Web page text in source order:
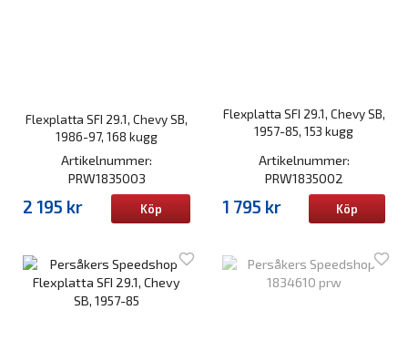
Flexplatta SFI 29.1, Chevy SB,
1986-97, 168 kugg
Artikelnummer:
PRW1835003
2 195 kr Köp
Flexplatta SFI 29.1, Chevy SB,
1957-85, 153 kugg
Artikelnummer:
PRW1835002
1 795 kr Köp